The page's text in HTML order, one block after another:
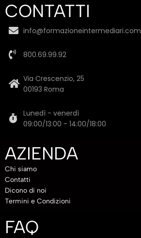
CONTATTI
info@formazioneintermediari.com
800.69.99.92
Via Crescenzio, 25
00193 Roma
Lunedì - venerdì
09:00/13:00 - 14:00/18:00
AZIENDA
Chi siamo
Contatti
Dicono di noi
Termini e Condizioni
FAQ